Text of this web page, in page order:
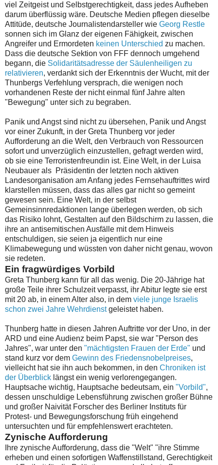
viel Zeitgeist und Selbstgerechtigkeit, dass jedes Aufheben
darum überflüssig wäre. Deutsche Medien pflegen dieselbe
Attitüde, deutsche Journalistendarsteller wie Georg Restle
sonnen sich im Glanz der eigenen Fähigkeit, zwischen
Angreifer und Ermordeten keinen Unterschied zu machen.
Dass die deutsche Sektion von FFF dennoch umgehend
begann, die Solidaritätsadresse der Säulenheiligen zu
relativieren, verdankt sich der Erkenntnis der Wucht, mit der
Thunbergs Verfehlung versprach, die wenigen noch
vorhandenen Reste der nicht einmal fünf Jahre alten
"Bewegung" unter sich zu begraben.
Panik und Angst sind nicht zu übersehen, Panik und Angst
vor einer Zukunft, in der Greta Thunberg vor jeder
Aufforderung an die Welt, den Verbrauch von Ressourcen
sofort und unverzüglich einzustellen, gefragt werden wird,
ob sie eine Terroristenfreundin ist. Eine Welt, in der Luisa
Neubauer als Präsidentin der letzten noch aktiven
Landesorganisation am Anfang jedes Fernsehauftrittes wird
klarstellen müssen, dass das alles gar nicht so gemeint
gewesen sein. Eine Welt, in der selbst
Gemeinsinnredaktionen lange überlegen werden, ob sich
das Risiko lohnt, Gestalten auf den Bildschirm zu lassen, die
ihre an antisemitischen Ausfälle mit dem Hinweis
entschuldigen, sie seien ja eigentlich nur eine
Klimabewegung und wüssten von daher nicht genau, wovon
sie redeten.
Ein fragwürdiges Vorbild
Greta Thunberg kann für all das wenig. Die 20-Jährige hat
große Teile ihrer Schulzeit verpasst, ihr Abitur legte sie erst
mit 20 ab, in einem Alter also, in dem viele junge Israelis
schon zwei Jahre Wehrdienstgeleistet haben.
Thunberg hatte in diesen Jahren Auftritte vor der Uno, in der
ARD und eine Audienz beim Papst, sie war "Person des
Jahres", war unter den "mächtigsten Frauen der Erde" und
stand kurz vor dem Gewinn des Friedensnobelpreises,
vielleicht hat sie ihn auch bekommen, in den Chroniken ist
der Überblick längst ein wenig verlorengegangen.
Hauptsache wichtig, Hauptsache bedeutsam, ein "Vorbild",
dessen unschuldige Lebensführung zwischen großer Bühne
und großer Naivität Forscher des Berliner Instituts für
Protest- und Bewegungsforschung früh eingehend
untersuchten und für empfehlenswert erachteten.
Zynische Aufforderung
Ihre zynische Aufforderung, dass die "Welt" "ihre Stimme
erheben und einen sofortigen Waffenstillstand, Gerechtigkeit